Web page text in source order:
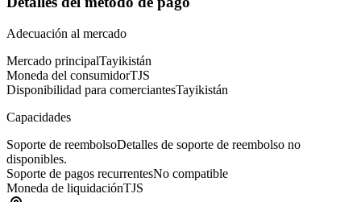
Adecuación al mercado
Mercado principalTayikistán
Moneda del consumidorTJS
Disponibilidad para comerciantesTayikistán
Capacidades
Soporte de reembolsoDetalles de soporte de reembolso no
disponibles.
Soporte de pagos recurrentesNo compatible
Moneda de liquidaciónTJS